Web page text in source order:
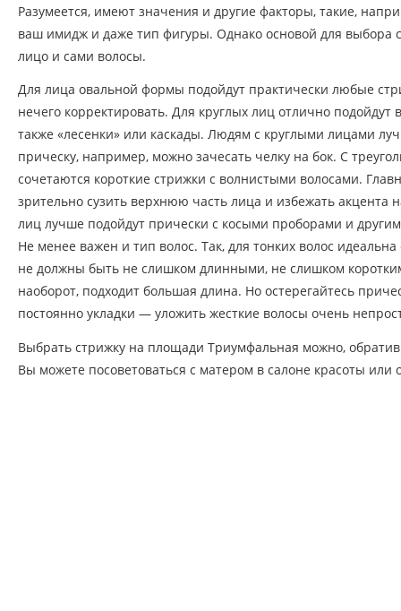
Разумеется, имеют значения и другие факторы, такие,
ваш имидж и даже тип фигуры. Однако основой для выбора
лицо и сами волосы.
Для лица овальной формы подойдут практически любые
нечего корректировать. Для круглых лиц отлично
также «лесенки» или каскады. Людям с круглыми лицами
прическу, например, можно зачесать челку на бок. С
сочетаются короткие стрижки с волнистыми волосами.
зрительно сузить верхнюю часть лица и избежать акцента
лиц лучше подойдут прически с косыми проборами и
Не менее важен и тип волос. Так, для тонких волос
не должны быть не слишком длинными, не слишком
наоборот, подходит большая длина. Но остерегайтесь
постоянно укладки — уложить жесткие волосы очень
Выбрать стрижку на площади Триумфальная можно,
Вы можете посоветоваться с матером в салоне красоты или